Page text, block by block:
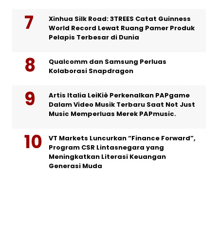
Xinhua Silk Road: 3TREES Catat Guinness
World Record Lewat Ruang Pamer Produk
Pelapis Terbesar di Dunia
Qualcomm dan Samsung Perluas
Kolaborasi Snapdragon
Artis Italia LeiKiè Perkenalkan PAPgame
Dalam Video Musik Terbaru Saat Not Just
Music Memperluas Merek PAPmusic.
VT Markets Luncurkan “Finance Forward”,
Program CSR Lintasnegara yang
Meningkatkan Literasi Keuangan
Generasi Muda